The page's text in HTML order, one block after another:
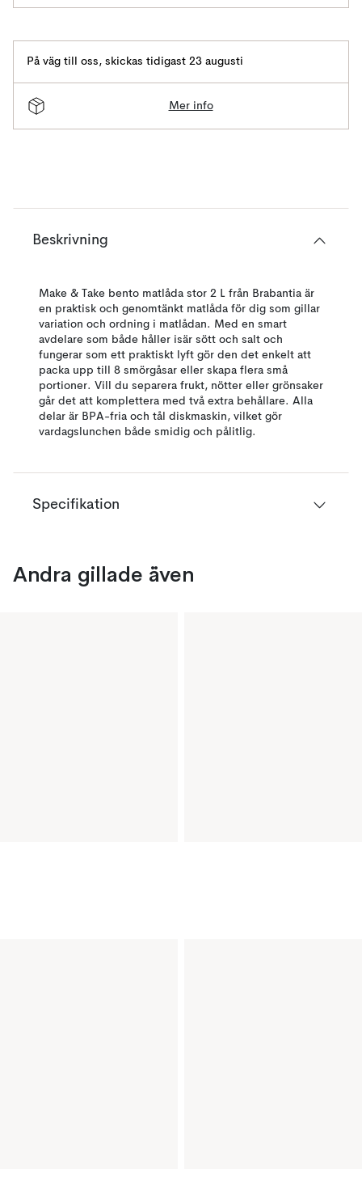
På väg till oss, skickas tidigast 23 augusti
Mer info
Beskrivning
Make & Take bento matlåda stor 2 L från Brabantia är
en praktisk och genomtänkt matlåda för dig som gillar
variation och ordning i matlådan. Med en smart
avdelare som både håller isär sött och salt och
fungerar som ett praktiskt lyft gör den det enkelt att
packa upp till 8 smörgåsar eller skapa flera små
portioner. Vill du separera frukt, nötter eller grönsaker
går det att komplettera med två extra behållare. Alla
delar är BPA-fria och tål diskmaskin, vilket gör
vardagslunchen både smidig och pålitlig.
Specifikation
Andra gillade även